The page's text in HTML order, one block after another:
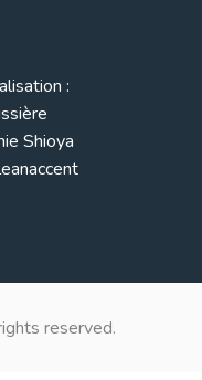
:
Shioya
reserved.